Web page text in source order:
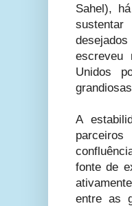
Sahel),
escreveu
Unidos
A
fonte de
entre as